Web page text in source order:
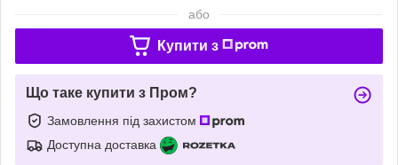
або
Купити з
Що таке купити з Пром?
Замовлення під захистом
Доступна доставка